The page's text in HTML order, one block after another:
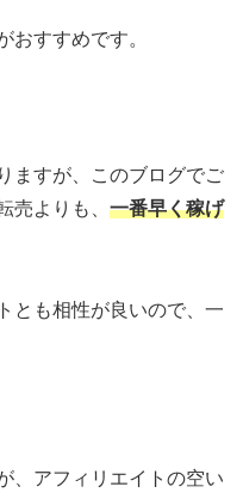
おすすめです。
ますが、このブログでご
売よりも、 一番早く稼げ
とも相性が良いので、一
、アフィリエイトの空い